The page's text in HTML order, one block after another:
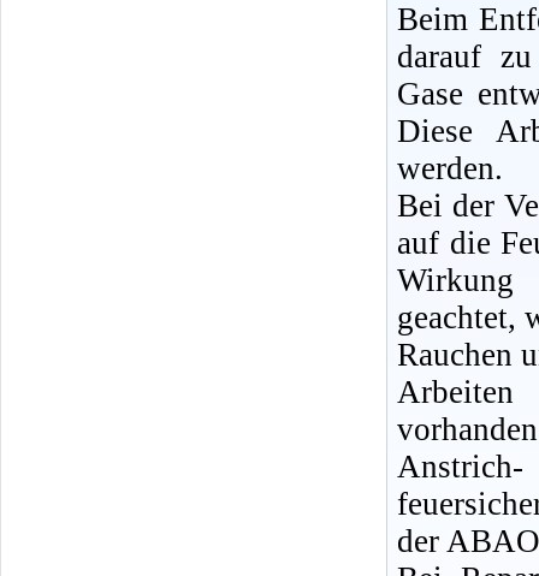
Beim
darauf zu
Gase
Diese
werden.
Bei der
auf die
Wirkung
geachtet,
Rauchen
Arbeiten
der